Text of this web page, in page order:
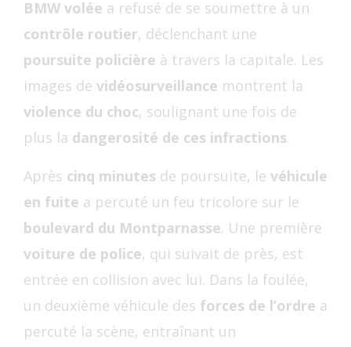
BMW volée a refusé de se soumettre à un
contrôle routier, déclenchant une
poursuite policière à travers la capitale. Les
images de vidéosurveillance montrent la
violence du choc, soulignant une fois de
plus la dangerosité de ces infractions.
Après cinq minutes de poursuite, le véhicule
en fuite a percuté un feu tricolore sur le
boulevard du Montparnasse. Une première
voiture de police, qui suivait de près, est
entrée en collision avec lui. Dans la foulée,
un deuxième véhicule des forces de l’ordre a
percuté la scène, entraînant un